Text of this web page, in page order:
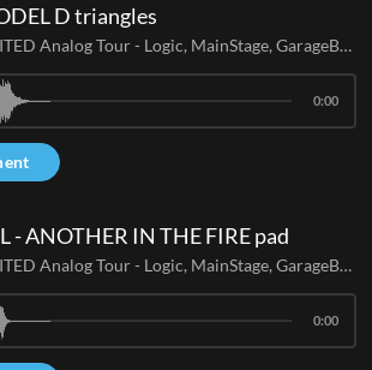
D triangles
UNITED Analog Tour - Logic, MainStage, GarageBand
0:00
- ANOTHER IN THE FIRE pad
UNITED Analog Tour - Logic, MainStage, GarageBand
0:00